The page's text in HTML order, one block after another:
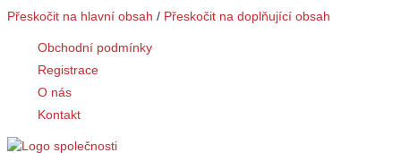
Přeskočit na hlavní obsah / Přeskočit na doplňující obsah
Obchodní podmínky
Registrace
O nás
Kontakt